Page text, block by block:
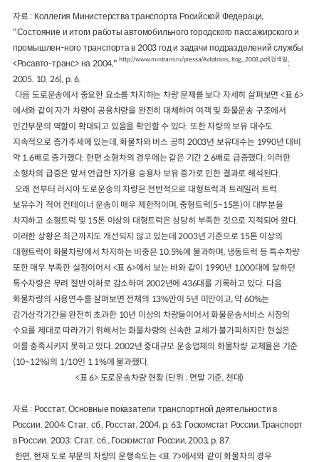
자료 : Коллегия Министерства транспорта Росийской Федераци,
"Состояние и итоги работы автомобильного городского пассажирского и
промышлен-ного транспорта в 2003 год и задачи подразделений службы
<Росавто-транс> на 2004,"http://www.mintrans.ru/pressa/Avtotrans_Itog_2003.pdf(검색일:
2005. 10. 26), p. 6.
다음 도로운송에서 중요한 요소를 차지하는 차량 문제를 보다 자세히 살펴보면 <표 6>
에서와 같이 자가 차량이 공용차량을 완전히 대체하여 여객 및 화물운송 구조에서
민간부문의 역할이 확대되고 있음을 확인할 수 있다. 또한 차량의 보유 대수도
지속적으로 증가추세에 있는데, 화물차와 버스 공히 2003년 보유대수는 1990년 대비
약 1.6배로 증가했다. 한편 소형차의 경우에는 같은 기간 2.6배로 급증했다. 이러한
소형차의 급증은 앞서 언급한 자가용 승용차 보유 증가로 인한 결과로 해석된다.
오래 전부터 러시아 도로운송의 차량은 전반적으로 대형트럭과 트레일러 트럭
보유수가 적어 컨테이너 운송이 매우 제한적이며, 중형트럭(5~15톤)이 대부분을
차지하고 소형트럭 및 15톤 이상의 대형트럭은 상당히 부족한 것으로 지적되어 왔다.
이러한 상황은 최근까지도 개선되지 않고 있는데 2003년 기준으로 15톤 이상의
대형트럭이 화물차량에서 차지하는 비중은 10.5%에 불과하며, 냉동트럭 등 특수차량
또한 매우 부족한 실정이어서 <표 6>에서 보는 바와 같이 1990년 1,000대에 달하던
특수차량은 무려 절반 이하로 감소하여 2002년에 436대를 기록하고 있다. 다음
화물차량의 사용연수를 살펴보면 전체의 13%만이 5년 미만이고, 약 60%는
감가상각기간을 완전히 초과한 10년 이상의 차량들이어서 화물운송서비스 시장의
수요를 제대로 따라가기 위해서는 화물차량의 신속한 교체가 불가피하지만 현실은
이를 충족시키지 못하고 있다. 2002년 중대규모 운송업체의 화물차량 교체율은 기준
(10~12%)의 1/10인 1.1%에 불과했다.
<표 6> 도로운송차량 현황 (단위 : 연말 기준, 천대)
자료 : Росстат, Основные показатели транспортной деятельности в
России. 2004: Стат. сб., Росстат, 2004, p. 63; Госкомстат России, Транспорт
в России. 2003: Стат. сб., Госкомстат России, 2003, p. 87.
한편, 현재 도로 부문의 차량의 운행속도는 <표 7>에서와 같이 화물차의 경우